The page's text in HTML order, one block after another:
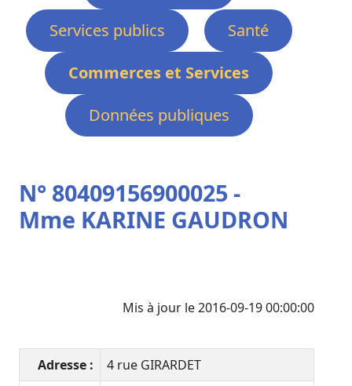
Services publics
Santé
Commerces et Services
Données publiques
N° 80409156900025 -
Mme KARINE GAUDRON
Mis à jour le 2016-09-19 00:00:00
Adresse :
4 rue GIRARDET